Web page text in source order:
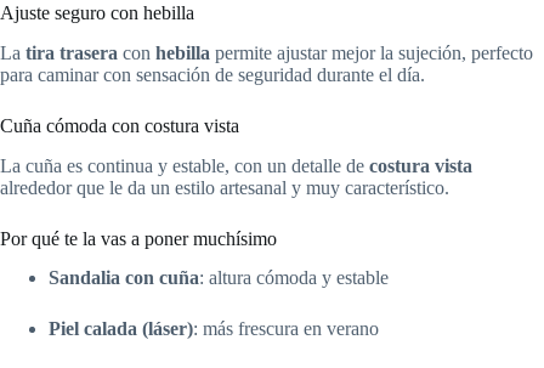
Ajuste seguro con hebilla
La tira trasera con hebilla permite ajustar mejor la sujeción, perfecto
para caminar con sensación de seguridad durante el día.
Cuña cómoda con costura vista
La cuña es continua y estable, con un detalle de costura vista
alrededor que le da un estilo artesanal y muy característico.
Por qué te la vas a poner muchísimo
Sandalia con cuña: altura cómoda y estable
Piel calada (láser): más frescura en verano